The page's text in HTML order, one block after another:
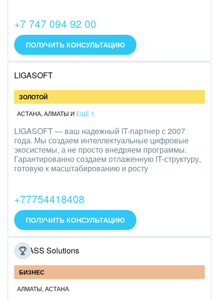
IT, Интернет
Консалтинговые и управленческие услуги
Культурные события, спорт, шоу-бизнес
Логистика
Мебель, лес, деревообработка
Медицина и фармацевтика
Металлургия
Нефть, газ
Оборудование, техника
Полиграфия
Ритуальные услуги
Рынки и торговля
+7 747 094 92 00
ПОЛУЧИТЬ КОНСУЛЬТАЦИЮ
LIGASOFT
ЗОЛОТОЙ
АСТАНА, АЛМАТЫ И ЕЩЕ 1
LIGASOFT — ваш надежный IT-партнер с 2007
года. Мы создаем интеллектуальные цифровые
экосистемы, а не просто внедряем программы.
Гарантированно создаем отлаженную IT-структуру,
готовую к масштабированию и росту
+77754418408
ПОЛУЧИТЬ КОНСУЛЬТАЦИЮ
IT DASS Solutions
БИЗНЕС
АЛМАТЫ, АСТАНА